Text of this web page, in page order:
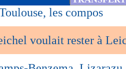
les compos
voulait rester à